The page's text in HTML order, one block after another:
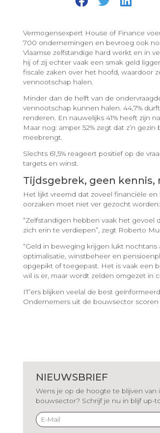
Vermogensexpert House of Finance
700 ondernemingen en bevroeg ook
Vlaamse zelfstandige hard werkt en in
hij of zij echter vaak een smak geld
fiscale zaken over het hoofd, waardoor
vennootschap halen.
Minder dan de helft van de
vennootschap kunnen halen. 44,7%
renderen. En nauwelijks 41% heeft zijn
Maar nog: amper 52% zegt dat z’n
meebrengt.
Slechts 61,5% reageert positief op de
targets en winst.
Tijdsgebrek, geen kennis,
Het lijkt vreemd dat zoveel financiële
oorzaken moet niet ver gezocht
“Zelfstandigen hebben vaak het
zich erin te verdiepen”, zegt Roberto
“Geld in beweging krijgen lukt
optimalisatie, winstbeheer en
opgepikt of toegepast. Het is vaak een
wil is er, maar wordt zelden omgezet in
IT’ers blijken veelal de best
Ondernemers uit de bouwsector scoren
NIEUWSBRIEF
Wens je op de hoogte te blijven
bouwsector? Schrijf je nu in blijf up-